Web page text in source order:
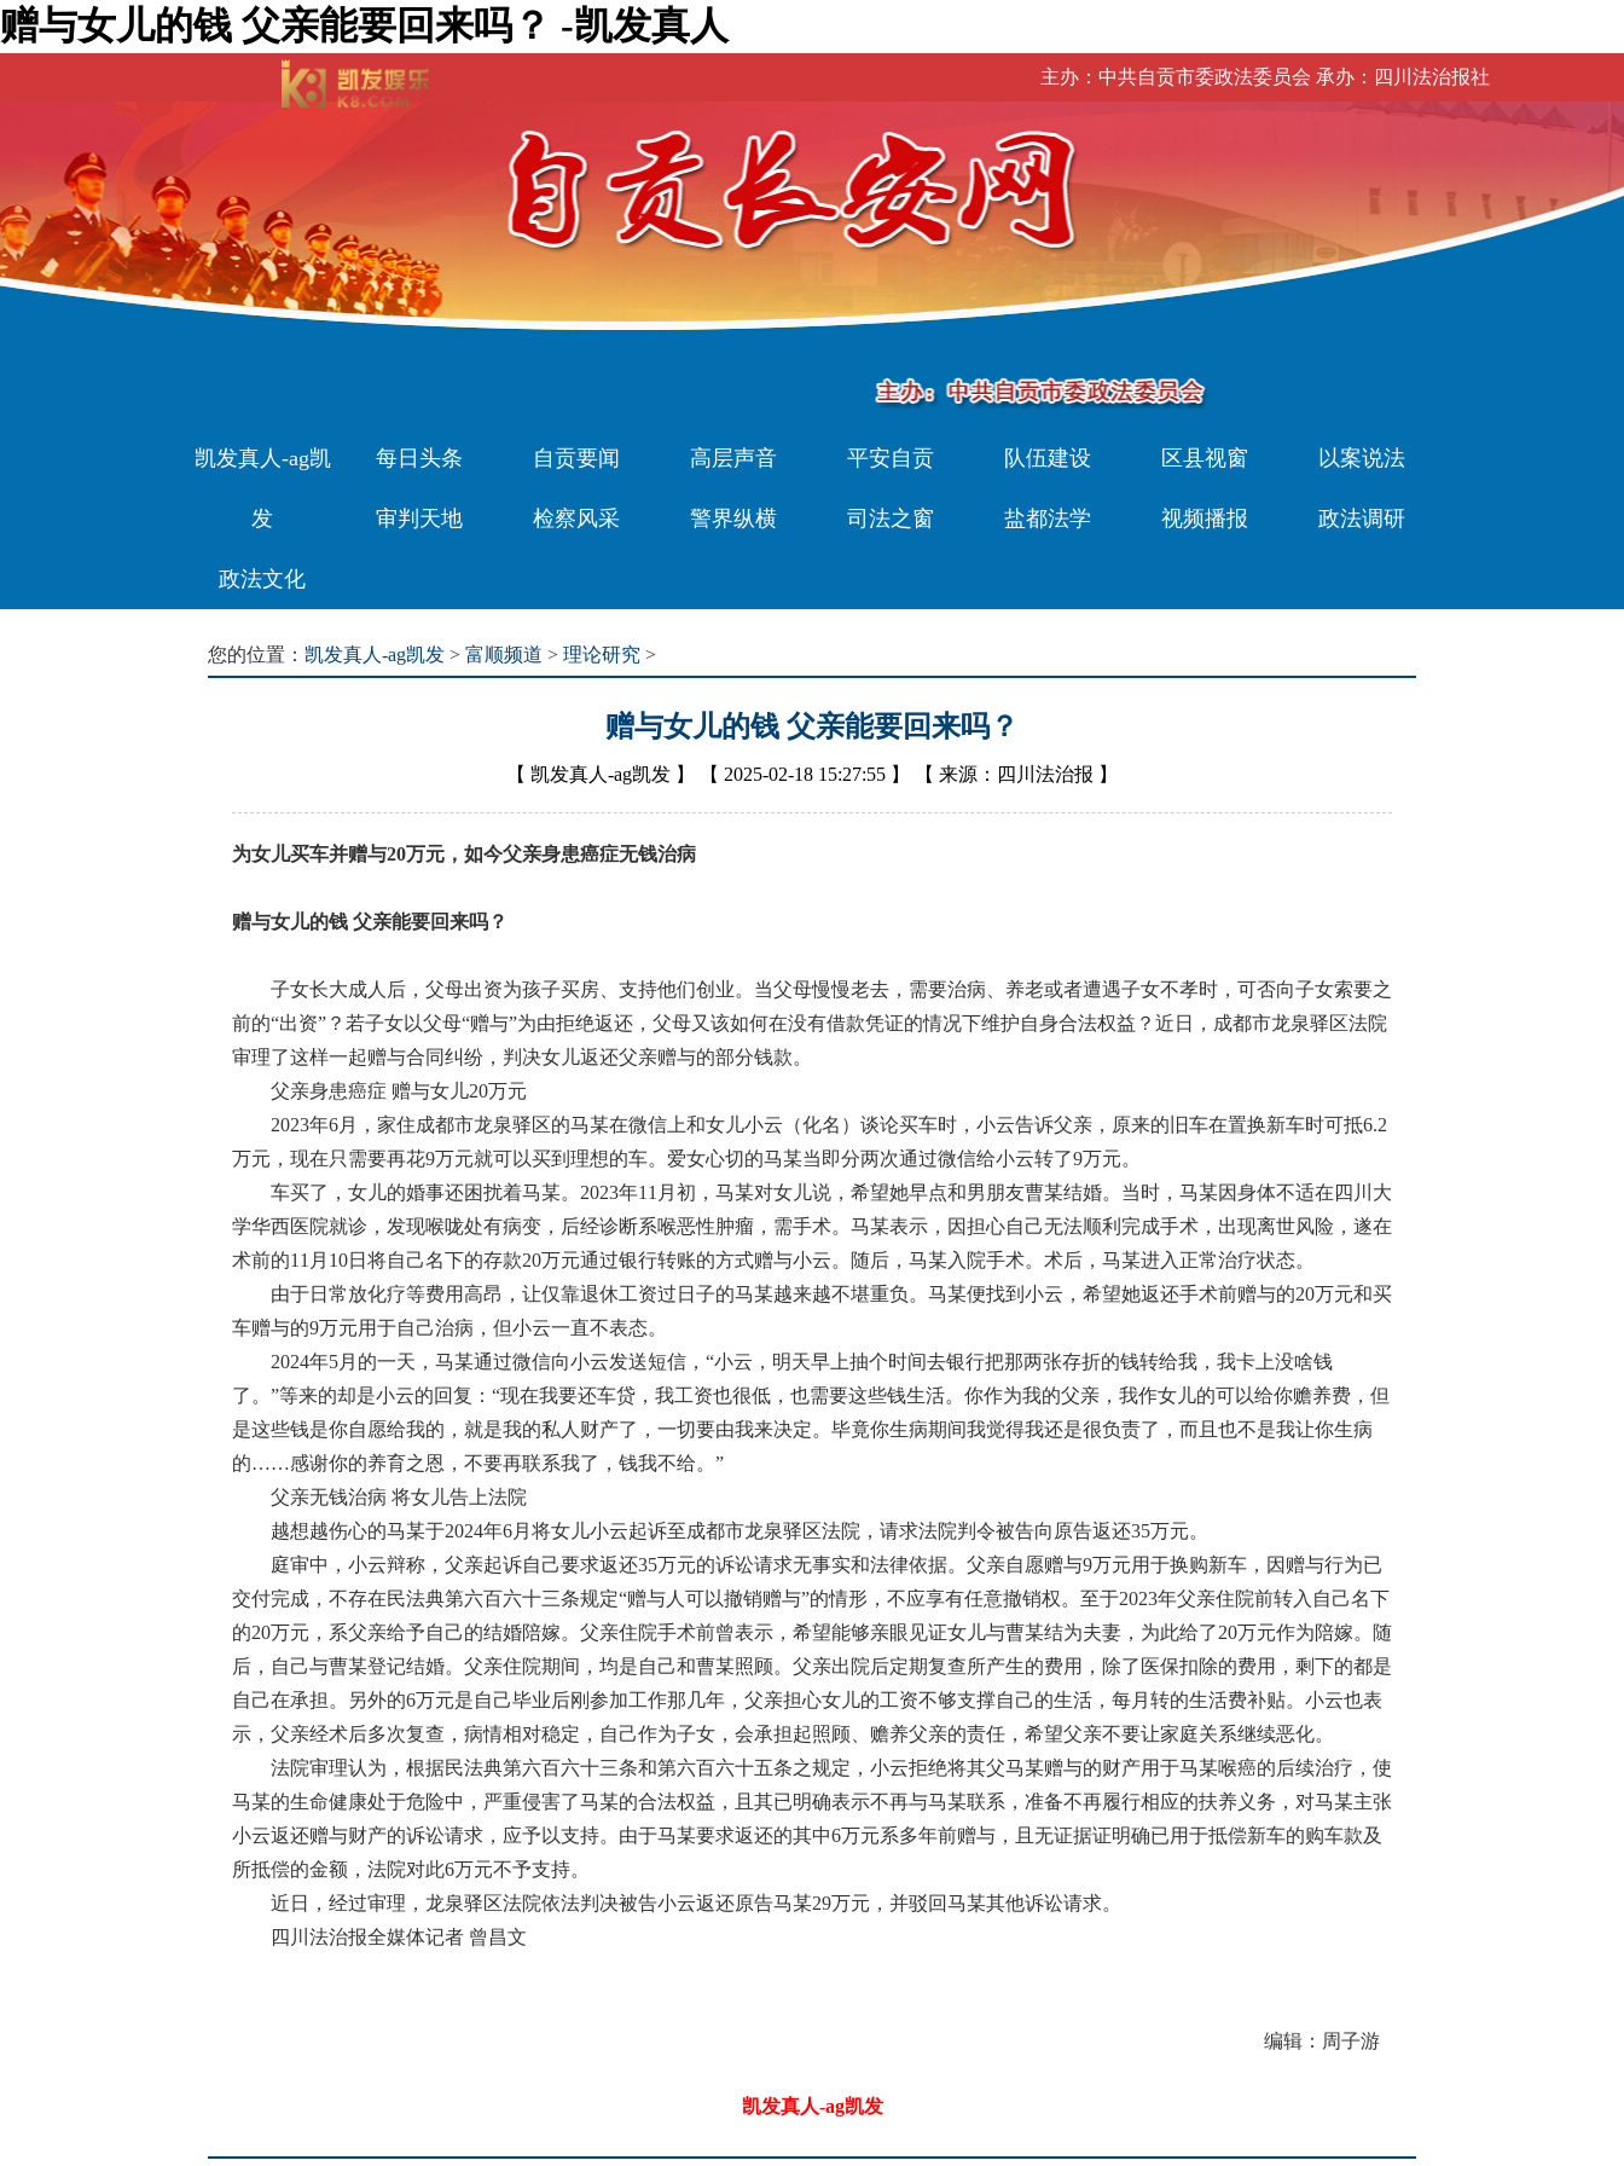
赠与女儿的钱 父亲能要回来吗？ -凯发真人
主办：中共自贡市委政法委员会 承办：四川法治报社
凯发真人-ag凯
发
每日头条 自贡要闻 高层声音 平安自贡 队伍建设 区县视窗 以案说法
审判天地 检察风采 警界纵横 司法之窗 盐都法学 视频播报 政法调研
政法文化
您的位置： 凯发真人-ag凯发 > 富顺频道 > 理论研究 >
赠与女儿的钱 父亲能要回来吗？
【 凯发真人-ag凯发 】 【 2025-02-18 15:27:55 】 【 来源：四川法治报 】
为女儿买车并赠与20万元，如今父亲身患癌症无钱治病
赠与女儿的钱 父亲能要回来吗？
子女长大成人后，父母出资为孩子买房、支持他们创业。当父母慢慢老去，需要治病、养老或者遭遇子女不孝时，可否向子女索要之
前的“出资”？若子女以父母“赠与”为由拒绝返还，父母又该如何在没有借款凭证的情况下维护自身合法权益？近日，成都市龙泉驿区法院
审理了这样一起赠与合同纠纷，判决女儿返还父亲赠与的部分钱款。
父亲身患癌症 赠与女儿20万元
2023年6月，家住成都市龙泉驿区的马某在微信上和女儿小云（化名）谈论买车时，小云告诉父亲，原来的旧车在置换新车时可抵6.2
万元，现在只需要再花9万元就可以买到理想的车。爱女心切的马某当即分两次通过微信给小云转了9万元。
车买了，女儿的婚事还困扰着马某。2023年11月初，马某对女儿说，希望她早点和男朋友曹某结婚。当时，马某因身体不适在四川大
学华西医院就诊，发现喉咙处有病变，后经诊断系喉恶性肿瘤，需手术。马某表示，因担心自己无法顺利完成手术，出现离世风险，遂在
术前的11月10日将自己名下的存款20万元通过银行转账的方式赠与小云。随后，马某入院手术。术后，马某进入正常治疗状态。
由于日常放化疗等费用高昂，让仅靠退休工资过日子的马某越来越不堪重负。马某便找到小云，希望她返还手术前赠与的20万元和买
车赠与的9万元用于自己治病，但小云一直不表态。
2024年5月的一天，马某通过微信向小云发送短信，“小云，明天早上抽个时间去银行把那两张存折的钱转给我，我卡上没啥钱
了。”等来的却是小云的回复：“现在我要还车贷，我工资也很低，也需要这些钱生活。你作为我的父亲，我作女儿的可以给你赡养费，但
是这些钱是你自愿给我的，就是我的私人财产了，一切要由我来决定。毕竟你生病期间我觉得我还是很负责了，而且也不是我让你生病
的……感谢你的养育之恩，不要再联系我了，钱我不给。”
父亲无钱治病 将女儿告上法院
越想越伤心的马某于2024年6月将女儿小云起诉至成都市龙泉驿区法院，请求法院判令被告向原告返还35万元。
庭审中，小云辩称，父亲起诉自己要求返还35万元的诉讼请求无事实和法律依据。父亲自愿赠与9万元用于换购新车，因赠与行为已
交付完成，不存在民法典第六百六十三条规定“赠与人可以撤销赠与”的情形，不应享有任意撤销权。至于2023年父亲住院前转入自己名下
的20万元，系父亲给予自己的结婚陪嫁。父亲住院手术前曾表示，希望能够亲眼见证女儿与曹某结为夫妻，为此给了20万元作为陪嫁。随
后，自己与曹某登记结婚。父亲住院期间，均是自己和曹某照顾。父亲出院后定期复查所产生的费用，除了医保扣除的费用，剩下的都是
自己在承担。另外的6万元是自己毕业后刚参加工作那几年，父亲担心女儿的工资不够支撑自己的生活，每月转的生活费补贴。小云也表
示，父亲经术后多次复查，病情相对稳定，自己作为子女，会承担起照顾、赡养父亲的责任，希望父亲不要让家庭关系继续恶化。
法院审理认为，根据民法典第六百六十三条和第六百六十五条之规定，小云拒绝将其父马某赠与的财产用于马某喉癌的后续治疗，使
马某的生命健康处于危险中，严重侵害了马某的合法权益，且其已明确表示不再与马某联系，准备不再履行相应的扶养义务，对马某主张
小云返还赠与财产的诉讼请求，应予以支持。由于马某要求返还的其中6万元系多年前赠与，且无证据证明确已用于抵偿新车的购车款及
所抵偿的金额，法院对此6万元不予支持。
近日，经过审理，龙泉驿区法院依法判决被告小云返还原告马某29万元，并驳回马某其他诉讼请求。
四川法治报全媒体记者 曾昌文
编辑：周子游
凯发真人-ag凯发